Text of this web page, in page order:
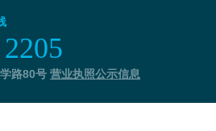
路80号 营业执照公示信息